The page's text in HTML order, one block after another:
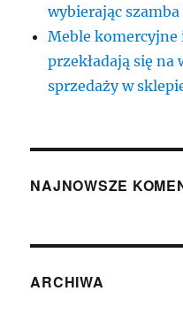
wybierając
Meble
przekładają się
sprzedaży w
NAJNOWSZE
ARCHIWA